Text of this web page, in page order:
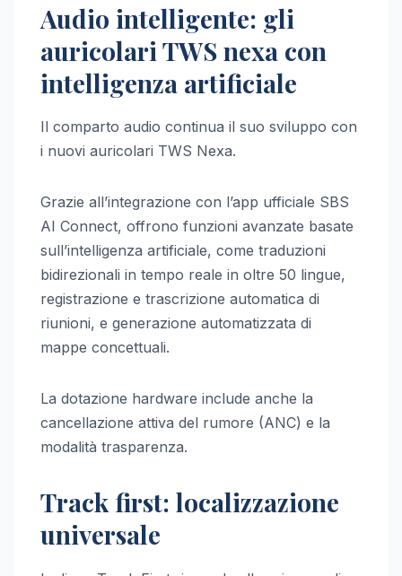
Audio intelligente: gli
auricolari TWS nexa con
intelligenza artificiale
Il comparto audio continua il suo sviluppo con
i nuovi auricolari TWS Nexa.
Grazie all’integrazione con l’app ufficiale SBS
AI Connect, offrono funzioni avanzate basate
sull’intelligenza artificiale, come traduzioni
bidirezionali in tempo reale in oltre 50 lingue,
registrazione e trascrizione automatica di
riunioni, e generazione automatizzata di
mappe concettuali.
La dotazione hardware include anche la
cancellazione attiva del rumore (ANC) e la
modalità trasparenza.
Track first: localizzazione
universale